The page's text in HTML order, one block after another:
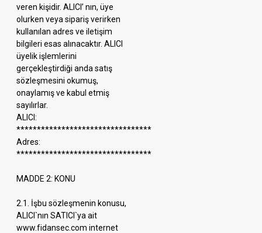
veren kişidir. ALICI’ nın, üye
olurken veya sipariş verirken
kullanılan adres ve iletişim
bilgileri esas alınacaktır. ALICI
üyelik işlemlerini
gerçekleştirdiği anda satış
sözleşmesini okumuş,
onaylamış ve kabul etmiş
sayılırlar.
ALICI:
*********************************
Adres:
*********************************
MADDE 2: KONU
2.1. İşbu sözleşmenin konusu,
ALICI`nın SATICI`ya ait
www.fidansec.com internet